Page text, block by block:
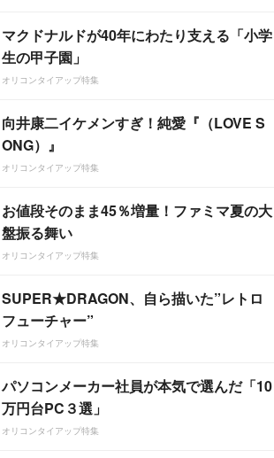
マクドナルドが40年にわたり支える「小学
生の甲子園」
オリコンタイアップ特集
向井康二イケメンすぎ！純愛『（LOVE S
ONG）』
オリコンタイアップ特集
お値段そのまま45％増量！ファミマ夏の大
盤振る舞い
オリコンタイアップ特集
SUPER★DRAGON、自ら描いた”レトロ
フューチャー”
オリコンタイアップ特集
パソコンメーカー社員が本気で選んだ「10
万円台PC３選」
オリコンタイアップ特集